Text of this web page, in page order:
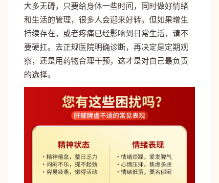
大多无碍，只要给身体一些时间，同时做好情绪
和生活的管理，很多人会迎来好转。但如果增生
持续存在，或者疼痛已经影响到日常生活，请不
要硬扛。去正规医院明确诊断，再决定是定期观
察，还是用药物合理干预，这才是对自己最负责
的选择。